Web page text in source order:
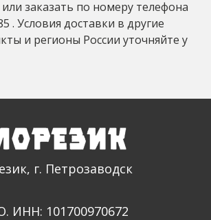
заказать по номеру телефона
. Условия доставки в другие
и регионы России уточняйте у
г. Петрозаводск
101700970672